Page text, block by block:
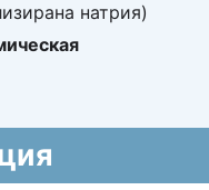
натрия)
09.11.2021 -